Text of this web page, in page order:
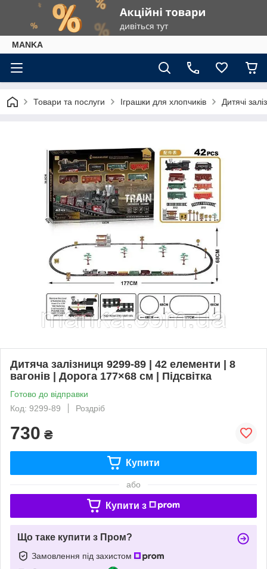
МАNKА
Товари та послуги Іграшки для хлопчиків Дитячі
Дитяча залізниця 9299-89 | 42 елементи | 8
вагонів | Дорога 177×68 см | Підсвітка
Готово до відправки
Код: 9299-89
Роздріб
730 ₴
Купити
або
Купити з
Що таке купити з Пром?
Замовлення під захистом